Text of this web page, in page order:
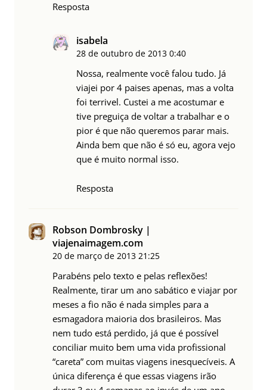
Resposta
isabela
28 de outubro de 2013 0:40
Nossa, realmente você falou tudo. Já
viajei por 4 paises apenas, mas a volta
foi terrivel. Custei a me acostumar e
tive preguiça de voltar a trabalhar e o
pior é que não queremos parar mais.
Ainda bem que não é só eu, agora vejo
que é muito normal isso.
Resposta
Robson Dombrosky |
viajenaimagem.com
20 de março de 2013 21:25
Parabéns pelo texto e pelas reflexões!
Realmente, tirar um ano sabático e viajar por
meses a fio não é nada simples para a
esmagadora maioria dos brasileiros. Mas
nem tudo está perdido, já que é possível
conciliar muito bem uma vida profissional
“careta” com muitas viagens inesquecíveis. A
única diferença é que essas viagens irão